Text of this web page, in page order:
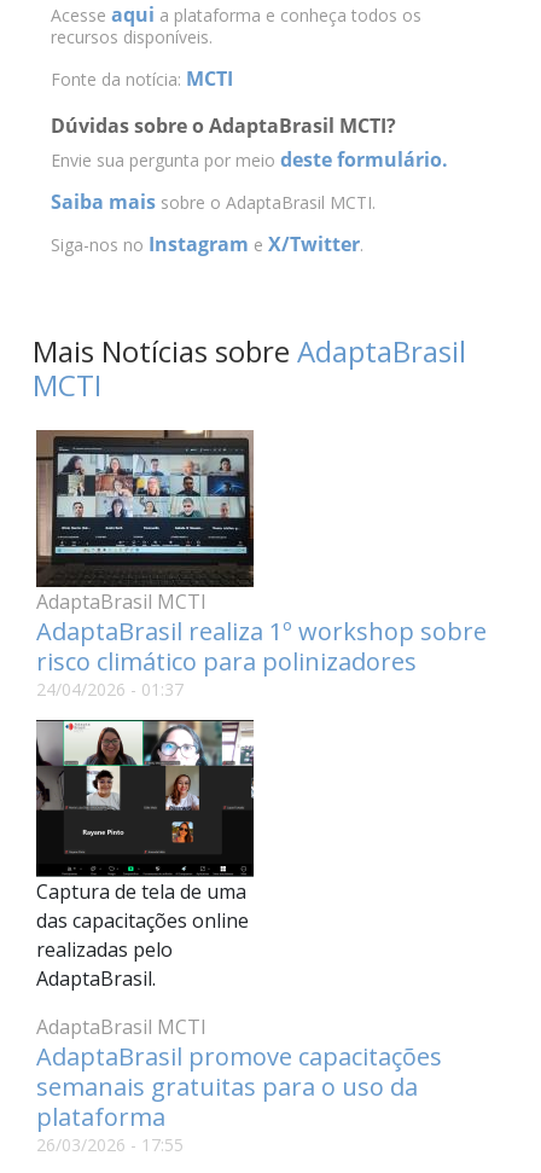
Acesse aqui a plataforma e conheça todos os
recursos disponíveis.
Fonte da notícia: MCTI
Dúvidas sobre o AdaptaBrasil MCTI?
Envie sua pergunta por meio deste formulário.
Saiba mais sobre o AdaptaBrasil MCTI.
Siga-nos no Instagram e X/Twitter.
Mais Notícias sobre AdaptaBrasil
MCTI
AdaptaBrasil MCTI
AdaptaBrasil realiza 1º workshop sobre
risco climático para polinizadores
24/04/2026 - 01:37
Captura de tela de uma
das capacitações online
realizadas pelo
AdaptaBrasil.
AdaptaBrasil MCTI
AdaptaBrasil promove capacitações
semanais gratuitas para o uso da
plataforma
26/03/2026 - 17:55